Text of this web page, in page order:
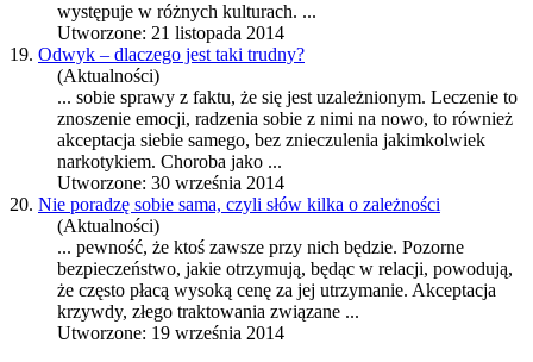
występuje w różnych kulturach. ...
Utworzone: 21 listopada 2014
19. Odwyk – dlaczego jest taki trudny?
(Aktualności)
... sobie sprawy z faktu, że się jest uzależnionym. Leczenie to
znoszenie emocji, radzenia sobie z nimi na nowo, to również
akceptacja siebie samego, bez znieczulenia jakimkolwiek
narkotykiem. Choroba jako ...
Utworzone: 30 września 2014
20. Nie poradzę sobie sama, czyli słów kilka o zależności
(Aktualności)
... pewność, że ktoś zawsze przy nich będzie. Pozorne
bezpieczeństwo, jakie otrzymują, będąc w relacji, powodują,
że często płacą wysoką cenę za jej utrzymanie. Akceptacja
krzywdy, złego traktowania związane ...
Utworzone: 19 września 2014